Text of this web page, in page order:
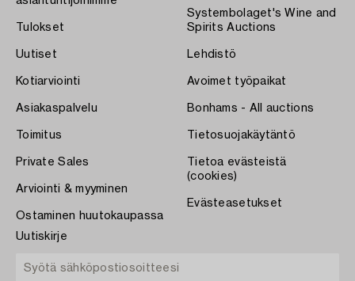
Tulokset
Uutiset
Kotiarviointi
Asiakaspalvelu
Toimitus
Private Sales
Arviointi & myyminen
Ostaminen huutokaupassa
Systembolaget's Wine and
Spirits Auctions
Lehdistö
Avoimet työpaikat
Bonhams - All auctions
Tietosuojakäytäntö
Tietoa evästeistä
(cookies)
Evästeasetukset
Uutiskirje